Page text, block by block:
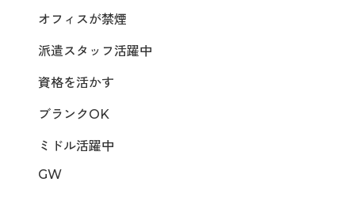
オフィスが禁煙
派遣スタッフ活躍中
資格を活かす
ブランクOK
ミドル活躍中
GW